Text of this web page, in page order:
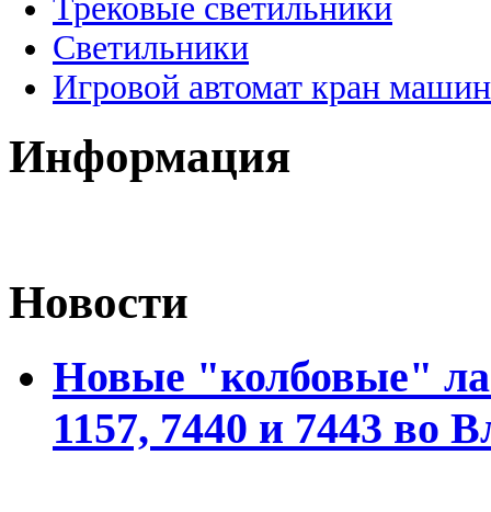
Трековые светильники
Светильники
Игровой автомат кран
Информация
Новости
Новые "колбовые"
1157, 7440 и 7443 во